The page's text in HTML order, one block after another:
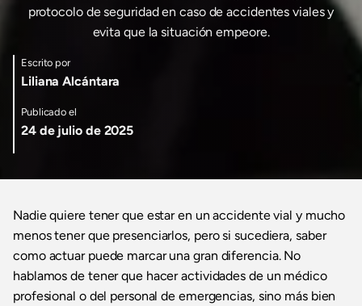
protocolo de seguridad en caso de accidentes viales y
evita que la situación empeore.
Escrito por
Liliana Alcántara
Publicado el
24 de julio de 2025
Nadie quiere tener que estar en un accidente vial y mucho
menos tener que presenciarlos, pero si sucediera, saber
como actuar puede marcar una gran diferencia. No
hablamos de tener que hacer actividades de un médico
profesional o del personal de emergencias, sino más bien